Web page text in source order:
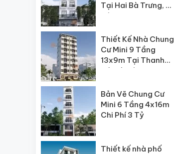
Tại Hai Bà Trưng, Hà
Nội
Thiết Kế Nhà Chung
Cư Mini 9 Tầng
13x9m Tại Thanh
Trì, Hà Nội
Bản Vẽ Chung Cư
Mini 6 Tầng 4x16m
Chi Phí 3 Tỷ
Thiết kế nhà phố